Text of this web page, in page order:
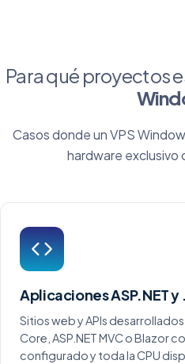
Para qué proyectos
Casos donde un VPS
hardware exclusivo
Aplicaciones ASP.NET y
Sitios web y APIs desarrollados
Core, ASP.NET MVC o Blazor
configurado y toda la CPU